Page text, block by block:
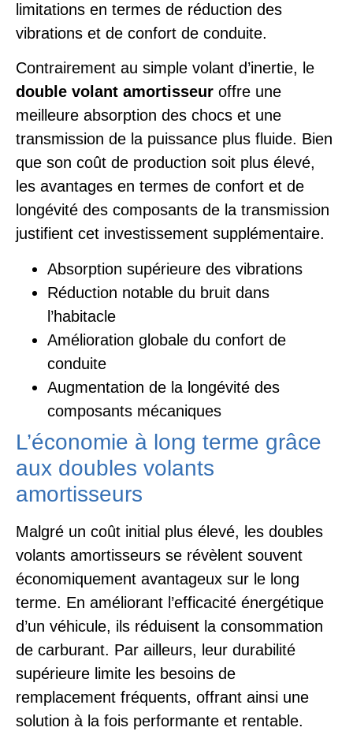
limitations en termes de réduction des
vibrations et de confort de conduite.
Contrairement au simple volant d’inertie, le
double volant amortisseur offre une
meilleure absorption des chocs et une
transmission de la puissance plus fluide. Bien
que son coût de production soit plus élevé,
les avantages en termes de confort et de
longévité des composants de la transmission
justifient cet investissement supplémentaire.
Absorption supérieure des vibrations
Réduction notable du bruit dans
l’habitacle
Amélioration globale du confort de
conduite
Augmentation de la longévité des
composants mécaniques
L’économie à long terme grâce
aux doubles volants
amortisseurs
Malgré un coût initial plus élevé, les doubles
volants amortisseurs se révèlent souvent
économiquement avantageux sur le long
terme. En améliorant l’efficacité énergétique
d’un véhicule, ils réduisent la consommation
de carburant. Par ailleurs, leur durabilité
supérieure limite les besoins de
remplacement fréquents, offrant ainsi une
solution à la fois performante et rentable.